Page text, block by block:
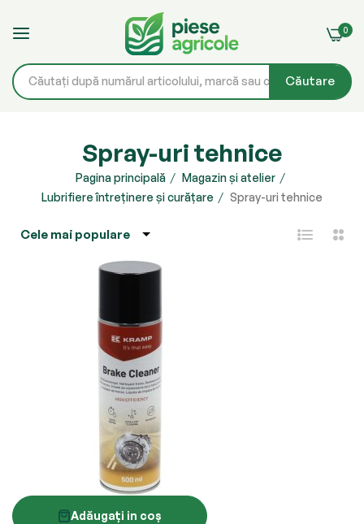
Căutare
0
Spray-uri tehnice
Pagina principală
Magazin și atelier
Lubrifiere întreținere și curățare
Spray-uri tehnice
Adăugați in coș